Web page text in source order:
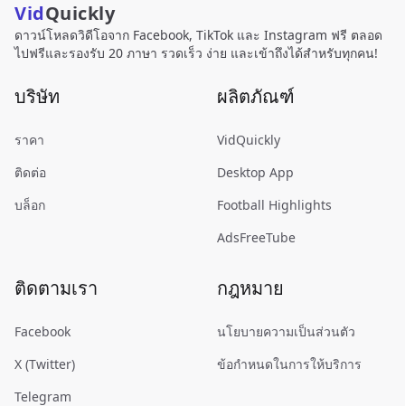
VidQuickly
ดาวน์โหลดวิดีโอจาก Facebook, TikTok และ Instagram ฟรี ตลอด
ไปฟรีและรองรับ 20 ภาษา รวดเร็ว ง่าย และเข้าถึงได้สำหรับทุกคน!
บริษัท
ราคา
ติดต่อ
บล็อก
ผลิตภัณฑ์
VidQuickly
Desktop App
Football Highlights
AdsFreeTube
ติดตามเรา
Facebook
X (Twitter)
Telegram
กฎหมาย
นโยบายความเป็นส่วนตัว
ข้อกำหนดในการให้บริการ